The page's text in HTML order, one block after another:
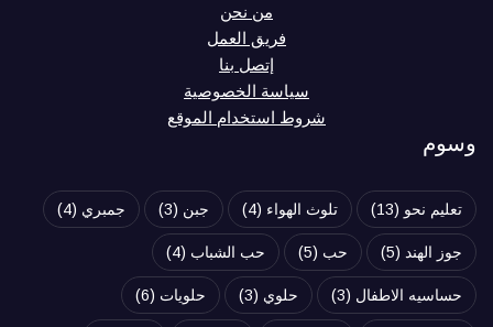
من نحن
فريق العمل
إتصل بنا
سياسة الخصوصية
شروط استخدام الموقع
وسوم
تعليم نحو (13) تلوث الهواء (4) جبن (3) جمبري (4)
جوز الهند (5) حب (5) حب الشباب (4)
حساسيه الاطفال (3) حلوي (3) حلويات (6)